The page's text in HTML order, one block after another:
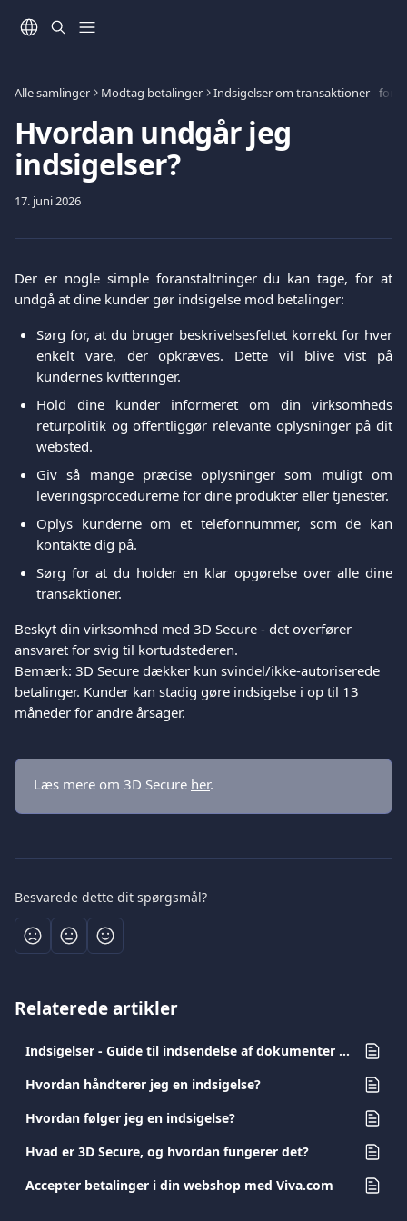
Alle samlinger Modtag betalinger Indsigelser om transaktioner -
Hvordan undgår jeg
indsigelser?
17. juni 2026
Der er nogle simple foranstaltninger du kan tage, for at
undgå at dine kunder gør indsigelse mod betalinger:
Sørg for, at du bruger beskrivelsesfeltet korrekt for hver
enkelt vare, der opkræves. Dette vil blive vist på
kundernes kvitteringer.
Hold dine kunder informeret om din virksomheds
returpolitik og offentliggør relevante oplysninger på dit
websted.
Giv så mange præcise oplysninger som muligt om
leveringsprocedurerne for dine produkter eller tjenester.
Oplys kunderne om et telefonnummer, som de kan
kontakte dig på.
Sørg for at du holder en klar opgørelse over alle dine
transaktioner.
Beskyt din virksomhed med 3D Secure - det overfører
ansvaret for svig til kortudstederen.
Bemærk: 3D Secure dækker kun svindel/ikke-autoriserede
betalinger. Kunder kan stadig gøre indsigelse i op til 13
måneder for andre årsager.
Læs mere om 3D Secure her.
Besvarede dette dit spørgsmål?
Relaterede artikler
Indsigelser - Guide til indsendelse af dokumenter for forretninger
Hvordan håndterer jeg en indsigelse?
Hvordan følger jeg en indsigelse?
Hvad er 3D Secure, og hvordan fungerer det?
Accepter betalinger i din webshop med Viva.com